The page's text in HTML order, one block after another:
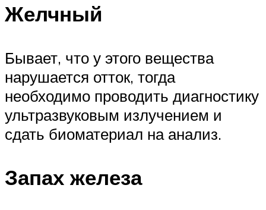
Желчный
Бывает, что у этого вещества
нарушается отток, тогда
необходимо проводить диагностику
ультразвуковым излучением и
сдать биоматериал на анализ.
Запах железа